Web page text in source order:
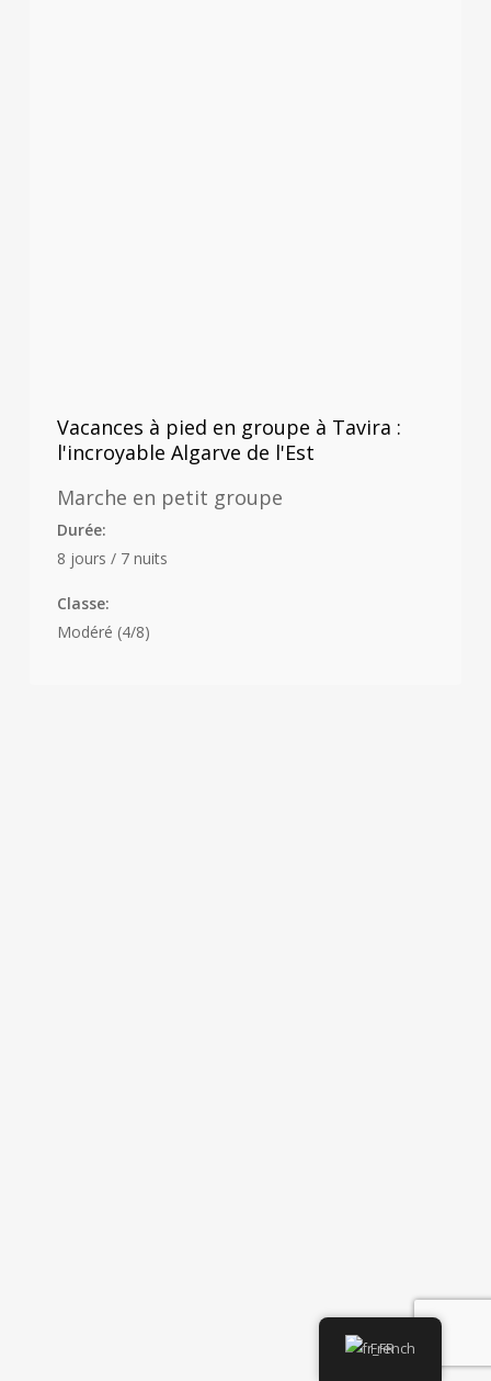
Vacances à pied en groupe à Tavira :
l'incroyable Algarve de l'Est
Marche en petit groupe
Durée:
8 jours / 7 nuits
Classe:
Modéré (4/8)
French